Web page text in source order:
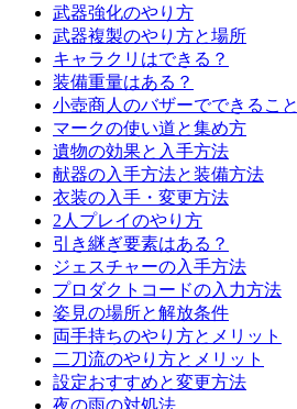
武器強化のやり方
武器複製のやり方と場所
キャラクリはできる？
装備重量はある？
小壺商人のバザーでできること
マークの使い道と集め方
遺物の効果と入手方法
献器の入手方法と装備方法
衣装の入手・変更方法
2人プレイのやり方
引き継ぎ要素はある？
ジェスチャーの入手方法
プロダクトコードの入力方法
姿見の場所と解放条件
両手持ちのやり方とメリット
二刀流のやり方とメリット
設定おすすめと変更方法
夜の雨の対処法